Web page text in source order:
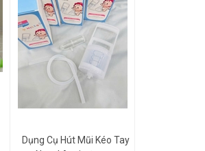
Dụng Cụ Hút Mũi Kéo Tay